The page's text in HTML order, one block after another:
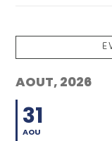
AOUT, 2026
31
AOU